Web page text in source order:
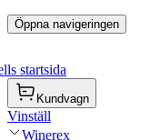
Öppna navigeringen
startsida
Kundvagn
Vinställ
Winerex